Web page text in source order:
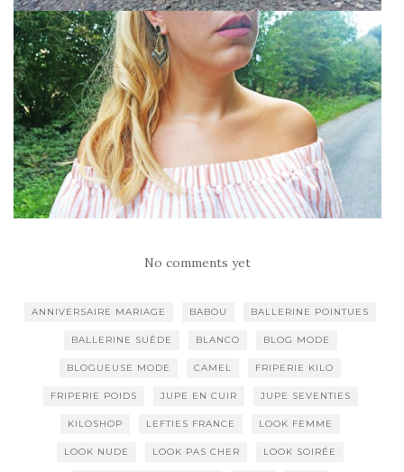
No comments yet
ANNIVERSAIRE MARIAGE BABOU BALLERINE POINTUES
BALLERINE SUÈDE BLANCO BLOG MODE
BLOGUEUSE MODE CAMEL FRIPERIE KILO
FRIPERIE POIDS JUPE EN CUIR JUPE SEVENTIES
KILOSHOP LEFTIES FRANCE LOOK FEMME
LOOK NUDE LOOK PAS CHER LOOK SOIRÉE